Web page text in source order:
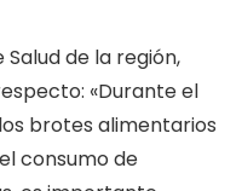
Salud de la región,
«Durante el
brotes alimentarios
consumo de